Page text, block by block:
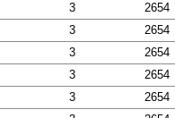
3 2654
3 2654
3 2654
3 2654
3 2654